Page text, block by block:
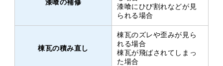
漆喰の補修
漆喰にひび割れなどが見
られる場合
棟瓦の積み直し
棟瓦のズレや歪みが見ら
れる場合
棟瓦が飛ばされてしまっ
た場合